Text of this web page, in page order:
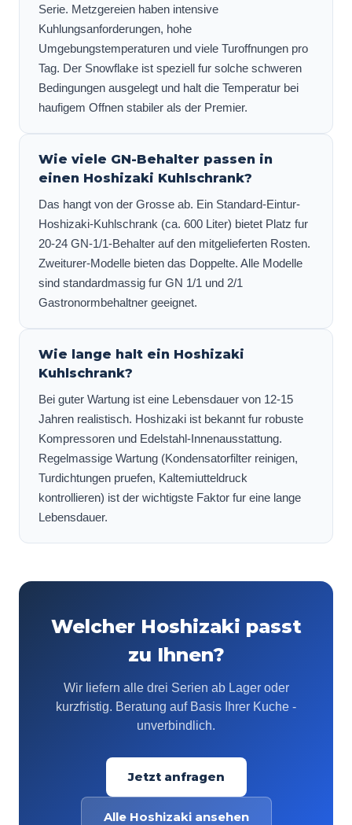
Serie. Metzgereien haben intensive
Kuhlungsanforderungen, hohe
Umgebungstemperaturen und viele Turoffnungen pro
Tag. Der Snowflake ist speziell fur solche schweren
Bedingungen ausgelegt und halt die Temperatur bei
haufigem Offnen stabiler als der Premier.
Wie viele GN-Behalter passen in
einen Hoshizaki Kuhlschrank?
Das hangt von der Grosse ab. Ein Standard-Eintur-
Hoshizaki-Kuhlschrank (ca. 600 Liter) bietet Platz fur
20-24 GN-1/1-Behalter auf den mitgelieferten Rosten.
Zweiturer-Modelle bieten das Doppelte. Alle Modelle
sind standardmassig fur GN 1/1 und 2/1
Gastronormbehaltner geeignet.
Wie lange halt ein Hoshizaki
Kuhlschrank?
Bei guter Wartung ist eine Lebensdauer von 12-15
Jahren realistisch. Hoshizaki ist bekannt fur robuste
Kompressoren und Edelstahl-Innenausstattung.
Regelmassige Wartung (Kondensatorfilter reinigen,
Turdichtungen pruefen, Kaltemiutteldruck
kontrollieren) ist der wichtigste Faktor fur eine lange
Lebensdauer.
Welcher Hoshizaki passt
zu Ihnen?
Wir liefern alle drei Serien ab Lager oder
kurzfristig. Beratung auf Basis Ihrer Kuche -
unverbindlich.
Jetzt anfragen
Alle Hoshizaki ansehen